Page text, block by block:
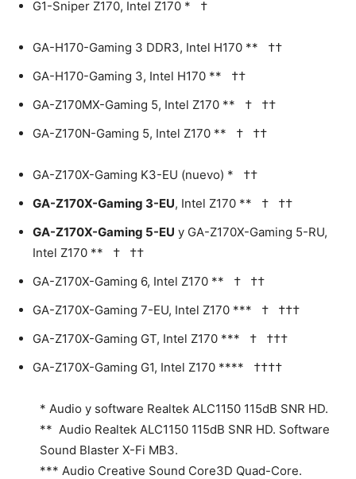
G1-Sniper Z170, Intel Z170 * †
GA-H170-Gaming 3 DDR3, Intel H170 ** ††
GA-H170-Gaming 3, Intel H170 ** ††
GA-Z170MX-Gaming 5, Intel Z170 ** † ††
GA-Z170N-Gaming 5, Intel Z170 ** † ††
GA-Z170X-Gaming K3-EU (nuevo) * ††
GA-Z170X-Gaming 3-EU, Intel Z170 ** † ††
GA-Z170X-Gaming 5-EU y GA-Z170X-Gaming 5-RU,
Intel Z170 ** † ††
GA-Z170X-Gaming 6, Intel Z170 ** † ††
GA-Z170X-Gaming 7-EU, Intel Z170 *** † †††
GA-Z170X-Gaming GT, Intel Z170 *** † †††
GA-Z170X-Gaming G1, Intel Z170 **** ††††
* Audio y software Realtek ALC1150 115dB SNR HD.
** Audio Realtek ALC1150 115dB SNR HD. Software
Sound Blaster X-Fi MB3.
*** Audio Creative Sound Core3D Quad-Core.